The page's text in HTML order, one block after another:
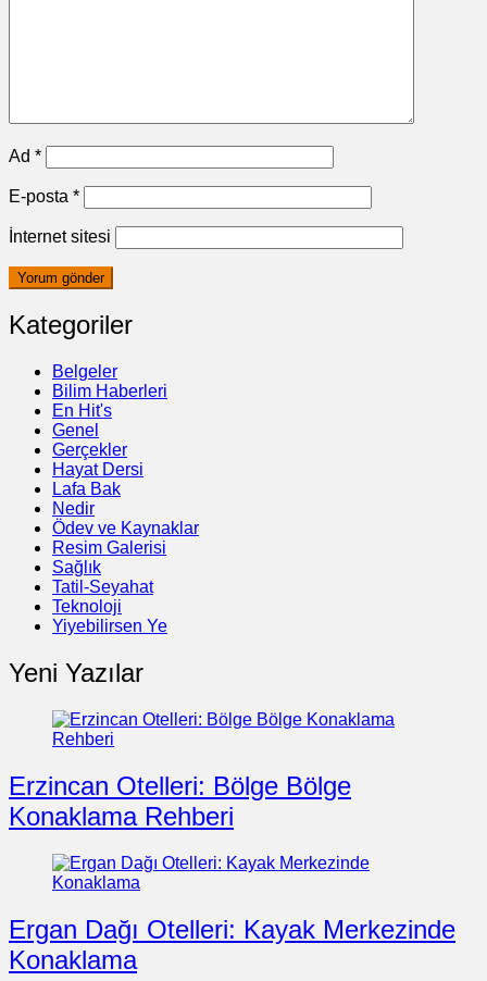
Ad *
E-posta *
İnternet sitesi
Kategoriler
Belgeler
Bilim Haberleri
En Hit's
Genel
Gerçekler
Hayat Dersi
Lafa Bak
Nedir
Ödev ve Kaynaklar
Resim Galerisi
Sağlık
Tatil-Seyahat
Teknoloji
Yiyebilirsen Ye
Yeni Yazılar
Erzincan Otelleri: Bölge Bölge
Konaklama Rehberi
Ergan Dağı Otelleri: Kayak Merkezinde
Konaklama